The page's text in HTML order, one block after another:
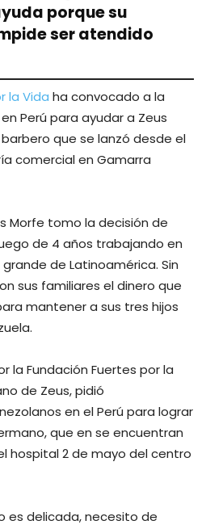
porque su
ser atendido
la Vida ha convocado a la
Perú para ayudar a Zeus
que se lanzó desde el
comercial en Gamarra
Morfe tomo la decisión de
de 4 años trabajando en
de Latinoamérica. Sin
sus familiares el dinero que
mantener a sus tres hijos
la Fundación Fuertes por la
de Zeus, pidió
en el Perú para lograr
que en se encuentran
hospital 2 de mayo del centro
es delicada, necesito de